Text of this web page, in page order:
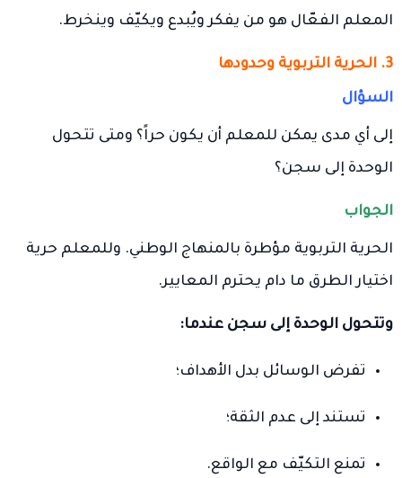
المعلم الفعّال هو من يفكر ويُبدع ويكيّف وينخرط.
3. الحرية التربوية وحدودها
السؤال
إلى أي مدى يمكن للمعلم أن يكون حراً؟ ومتى تتحول
الوحدة إلى سجن؟
الجواب
الحرية التربوية مؤطرة بالمنهاج الوطني. وللمعلم حرية
اختيار الطرق ما دام يحترم المعايير.
وتتحول الوحدة إلى سجن عندما:
تفرض الوسائل بدل الأهداف؛
تستند إلى عدم الثقة؛
تمنع التكيّف مع الواقع.